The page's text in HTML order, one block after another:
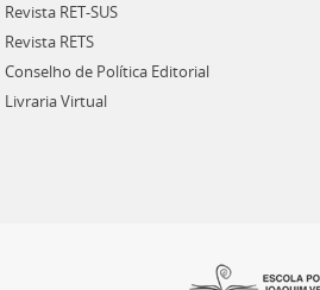
Revista RET-SUS
Revista RETS
Conselho de Política Editorial
Livraria Virtual